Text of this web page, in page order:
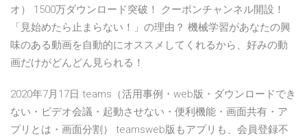
オ） 1500万ダウンロード突破！ クーポンチャンネル開設！
「見始めたら止まらない！」の理由？ 機械学習があなたの興
味のある動画を自動的にオススメしてくれるから、好みの動
画だけがどんどん見られる！
2020年7月17日 teams（活用事例・web版・ダウンロードでき
ない・ビデオ会議・起動させない・便利機能・画面共有・ア
プリとは・画面分割） teamsweb版もアプリも、会員登録不